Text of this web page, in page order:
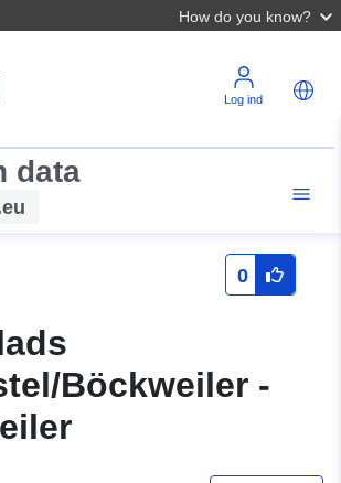
How do you know?
Log ind
data
0
Böckweiler -